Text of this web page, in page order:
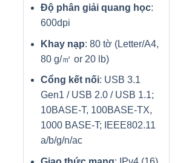
Độ phân giải quang học:
600dpi
Khay nạp: 80 tờ (Letter/A4,
80 g/㎡ or 20 lb)
Cổng kết nối: USB 3.1
Gen1 / USB 2.0 / USB 1.1;
10BASE-T, 100BASE-TX,
1000 BASE-T; IEEE802.11
a/b/g/n/ac